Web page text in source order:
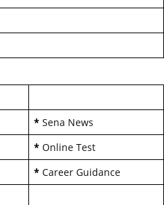
* Sena News
* Online Test
* Career Guidance